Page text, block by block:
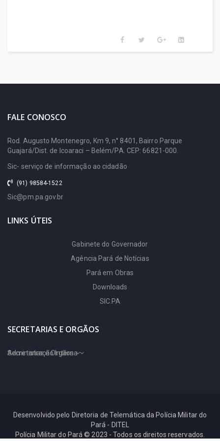
FALE CONOSCO
Rod. Augusto Montenegro, Km 9, n° 8401, Bairro Parque
Guajará/Dist. de Icoaraci – Belém/PA. CEP: 66821-000.
Sic- serviço de informação ao cidadão
(91) 98584-1522
Sic@pm.pa.gov.br
LINKS ÚTEIS
Gabinete do Governador
Agência Pará de Notícias
Pará em Obras
Downloads
SIC.PA
SECRETARIAS E ORGÃOS
Secretarias e Orgãos
Estado do
Laboratório Central do
Estado do Pará (LACEN)
de Transporte
Metropolitano (NGTM)
2000 (PARÁ 2000)
Programa Municípios
Verdes (MUNICÌPIOS
Administração Interna
Desenvolvido pelo Diretoria de Telemática da Polícia Militar do
Pará - DITEL
Polícia Militar do Pará © 2023 - Todos os direitos reservados.